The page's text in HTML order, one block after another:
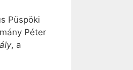
Püspöki
Péter
, a